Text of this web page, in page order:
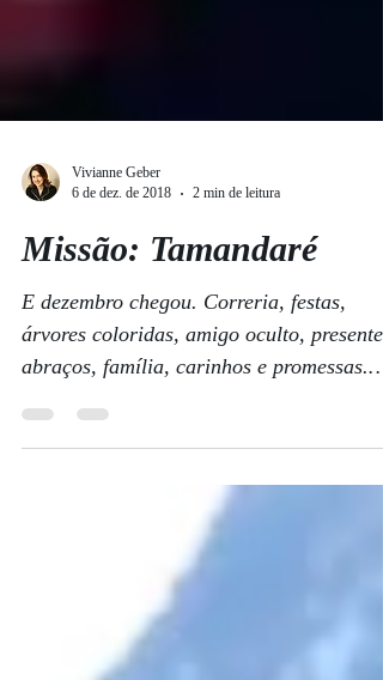
6 de dez. de 2018
2 min de leitura
Missão: Tamandaré
E dezembro chegou. Correria, festas,
árvores coloridas, amigo oculto,
abraços, família, carinhos e promessas.
Sou suspeita...